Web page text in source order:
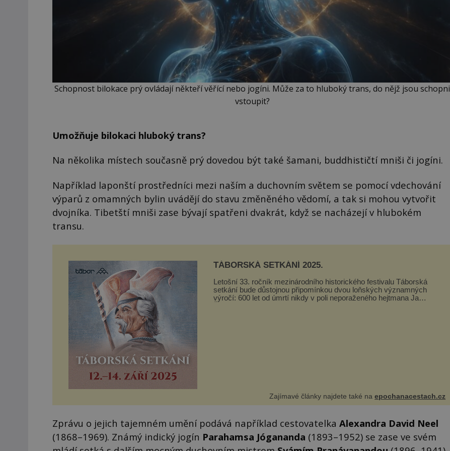
Schopnost bilokace prý ovládají někteří věřící nebo jogíni. Může za to hluboký trans, do nějž jsou schopni
vstoupit?
Umožňuje bilokaci hluboký trans?
Na několika místech současně prý dovedou být také šamani, buddhističtí mniši či jogíni.
Například laponští prostředníci mezi naším a duchovním světem se pomocí vdechování
výparů z omamných bylin uvádějí do stavu změněného vědomí, a tak si mohou vytvořit
dvojníka. Tibetští mniši zase bývají spatřeni dvakrát, když se nacházejí v hlubokém
transu.
TÁBORSKÁ SETKÁNÍ 2025.
Letošní 33. ročník mezinárodního historického festivalu Táborská
setkání bude důstojnou připomínkou dvou loňských významných
výročí: 600 let od úmrtí nikdy v poli neporaženého hejtmana Jana
Zajímavé články najdete také naepochanacestach.cz
Zprávu o jejich tajemném umění podává například cestovatelka Alexandra David Neel
(1868–1969). Známý indický jogín Parahamsa Jógananda (1893–1952) se zase ve svém